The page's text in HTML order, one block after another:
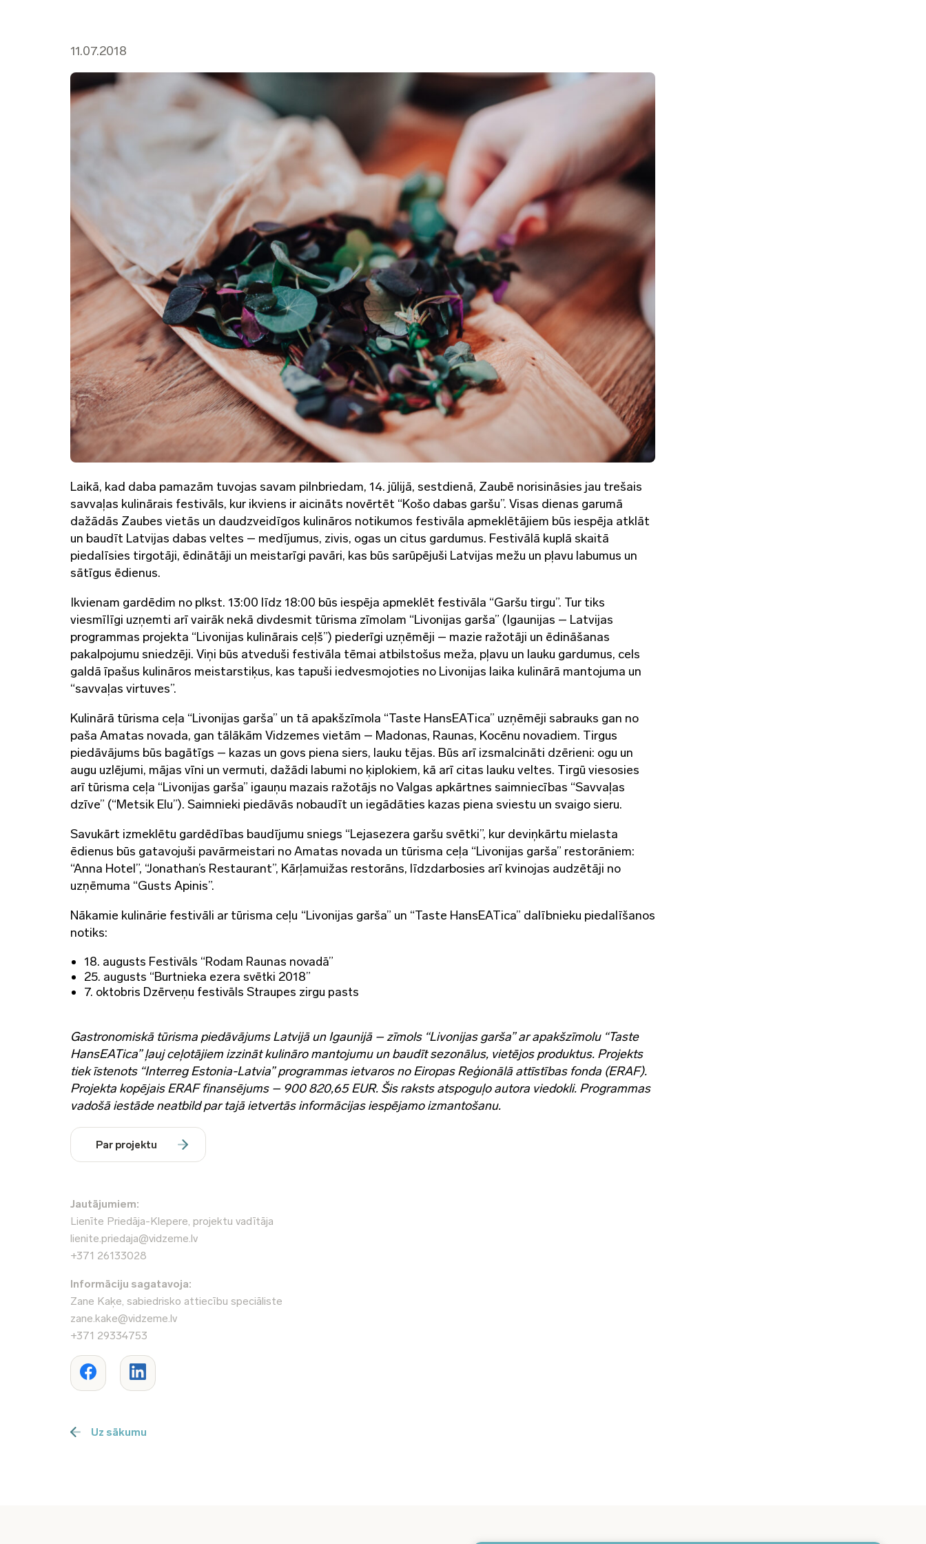
11.07.2018
Laikā, kad daba pamazām tuvojas savam pilnbriedam, 14. jūlijā, sestdienā, Zaubē norisināsies jau trešais
savvaļas kulinārais festivāls, kur ikviens ir aicināts novērtēt “Košo dabas garšu”. Visas dienas garumā
dažādās Zaubes vietās un daudzveidīgos kulināros notikumos festivāla apmeklētājiem būs iespēja atklāt
un baudīt Latvijas dabas veltes – medījumus, zivis, ogas un citus gardumus. Festivālā kuplā skaitā
piedalīsies tirgotāji, ēdinātāji un meistarīgi pavāri, kas būs sarūpējuši Latvijas mežu un pļavu labumus un
sātīgus ēdienus.
Ikvienam gardēdim no plkst. 13:00 līdz 18:00 būs iespēja apmeklēt festivāla “Garšu tirgu”. Tur tiks
viesmīlīgi uzņemti arī vairāk nekā divdesmit tūrisma zīmolam “Livonijas garša” (Igaunijas – Latvijas
programmas projekta “Livonijas kulinārais ceļš”) piederīgi uzņēmēji – mazie ražotāji un ēdināšanas
pakalpojumu sniedzēji. Viņi būs atveduši festivāla tēmai atbilstošus meža, pļavu un lauku gardumus, cels
galdā īpašus kulināros meistarstiķus, kas tapuši iedvesmojoties no Livonijas laika kulinārā mantojuma un
“savvaļas virtuves”.
Kulinārā tūrisma ceļa “Livonijas garša” un tā apakšzīmola “Taste HansEATica” uzņēmēji sabrauks gan no
paša Amatas novada, gan tālākām Vidzemes vietām – Madonas, Raunas, Kocēnu novadiem. Tirgus
piedāvājums būs bagātīgs – kazas un govs piena siers, lauku tējas. Būs arī izsmalcināti dzērieni: ogu un
augu uzlējumi, mājas vīni un vermuti, dažādi labumi no ķiplokiem, kā arī citas lauku veltes. Tirgū viesosies
arī tūrisma ceļa “Livonijas garša” igauņu mazais ražotājs no Valgas apkārtnes saimniecības “Savvaļas
dzīve” (“Metsik Elu”). Saimnieki piedāvās nobaudīt un iegādāties kazas piena sviestu un svaigo sieru.
Savukārt izmeklētu gardēdības baudījumu sniegs “Lejasezera garšu svētki”, kur deviņkārtu mielasta
ēdienus būs gatavojuši pavārmeistari no Amatas novada un tūrisma ceļa “Livonijas garša” restorāniem:
“Anna Hotel”, “Jonathan’s Restaurant”, Kārļamuižas restorāns, līdzdarbosies arī kvinojas audzētāji no
uzņēmuma “Gusts Apinis”.
Nākamie kulinārie festivāli ar tūrisma ceļu “Livonijas garša” un “Taste HansEATica” dalībnieku piedalīšanos
notiks:
18. augusts Festivāls “Rodam Raunas novadā”
25. augusts “Burtnieka ezera svētki 2018”
7. oktobris Dzērveņu festivāls Straupes zirgu pasts
Gastronomiskā tūrisma piedāvājums Latvijā un Igaunijā – zīmols “Livonijas garša” ar apakšzīmolu “Taste
HansEATica” ļauj ceļotājiem izzināt kulināro mantojumu un baudīt sezonālus, vietējos produktus. Projekts
tiek īstenots “Interreg Estonia-Latvia” programmas ietvaros no Eiropas Reģionālā attīstības fonda (ERAF).
Projekta kopējais ERAF finansējums – 900 820,65 EUR. Šis raksts atspoguļo autora viedokli. Programmas
vadošā iestāde neatbild par tajā ietvertās informācijas iespējamo izmantošanu.
Par projektu
Jautājumiem:
Lienīte Priedāja-Klepere, projektu vadītāja
lienite.priedaja@vidzeme.lv
+371 26133028
Informāciju sagatavoja:
Zane Kaķe, sabiedrisko attiecību speciāliste
zane.kake@vidzeme.lv
+371 29334753
Uz sākumu